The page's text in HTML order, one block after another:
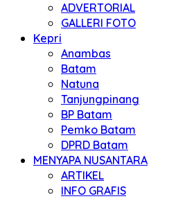
ADVERTORIAL
GALLERI FOTO
Kepri
Anambas
Batam
Natuna
Tanjungpinang
BP Batam
Pemko Batam
DPRD Batam
MENYAPA NUSANTARA
ARTIKEL
INFO GRAFIS